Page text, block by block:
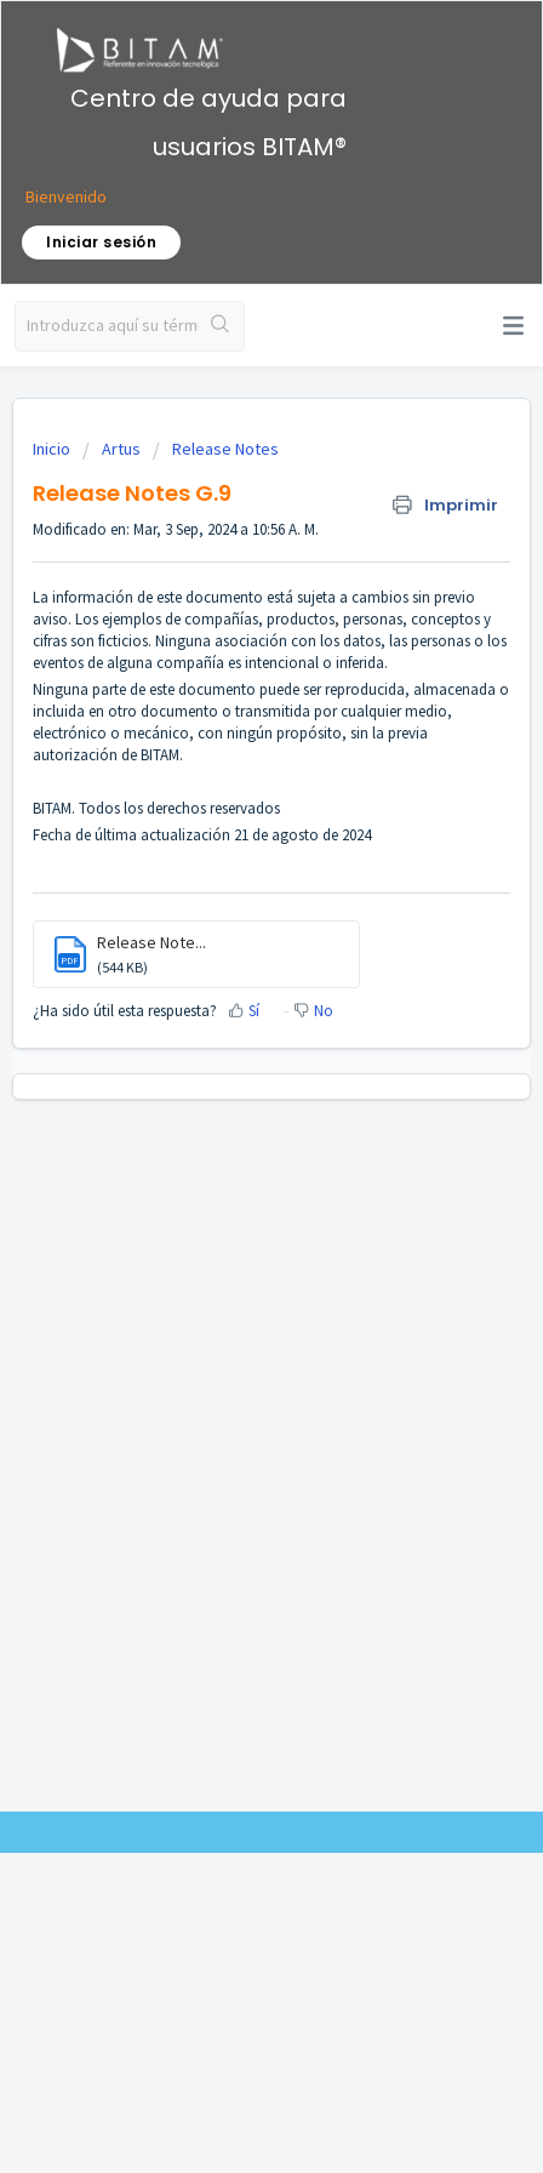
Centro de ayuda para
usuarios BITAM®
Bienvenido
Iniciar sesión
Inicio Artus Release Notes
Release Notes G.9 Imprimir
Modificado en: Mar, 3 Sep, 2024 a 10:56 A. M.
La información de este documento está sujeta a cambios sin previo
aviso. Los ejemplos de compañías, productos, personas, conceptos y
cifras son ficticios. Ninguna asociación con los datos, las personas o los
eventos de alguna compañía es intencional o inferida.
Ninguna parte de este documento puede ser reproducida, almacenada o
incluida en otro documento o transmitida por cualquier medio,
electrónico o mecánico, con ningún propósito, sin la previa
autorización de BITAM.
BITAM. Todos los derechos reservados
Fecha de última actualización 21 de agosto de 2024
PDF
Release Note...
(544 KB)
¿Ha sido útil esta respuesta? Sí No